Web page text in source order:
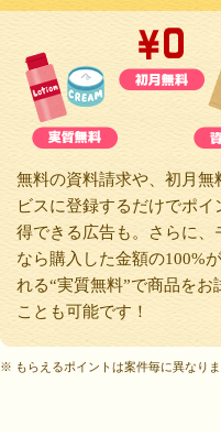
無料の資料請求や、初月無
ビスに登録するだけでポイ
得できる広告も。さらに、
なら購入した金額の100%
れる“実質無料”で商品をお
ことも可能です！
※ もらえるポイントは案件毎に異なり